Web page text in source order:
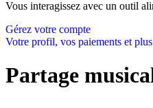
Vous interagissez avec un outil
Gérez votre compte
Votre profil, vos paiements et
Partage